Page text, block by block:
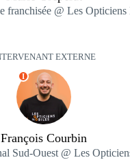
franchisée @ Les Opticiens
EXTERNE
I
François Courbin
Sud-Ouest @ Les